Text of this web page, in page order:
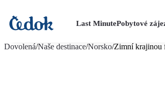
Last MinutePobytové
Dovolená/Naše destinace/Norsko/Zimní krajinou